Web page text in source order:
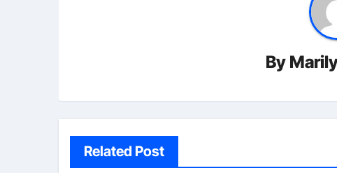
By
Related Post